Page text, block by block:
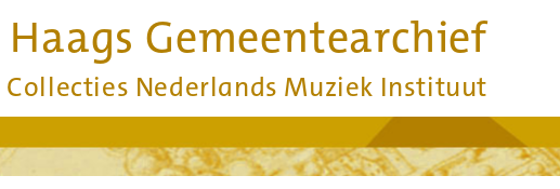
Haags Gemeentearchief
Collecties Nederlands Muziek Instituut